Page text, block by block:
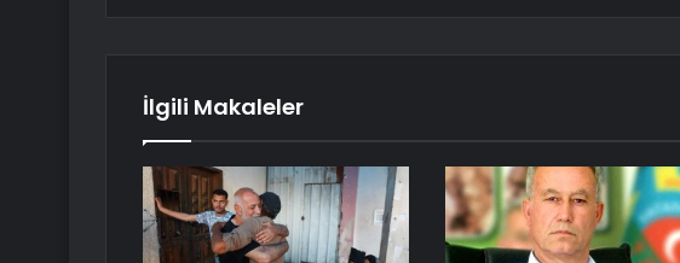
İlgili Makaleler